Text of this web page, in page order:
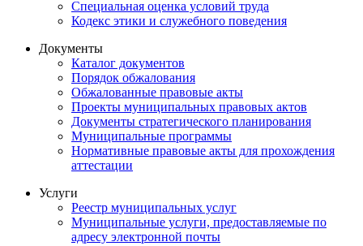
Специальная оценка условий труда
Кодекс этики и служебного поведения
Документы
Каталог документов
Порядок обжалования
Обжалованные правовые акты
Проекты муниципальных правовых актов
Документы стратегического планирования
Муниципальные программы
Нормативные правовые акты для прохождения
аттестации
Услуги
Реестр муниципальных услуг
Муниципальные услуги, предоставляемые по
адресу электронной почты